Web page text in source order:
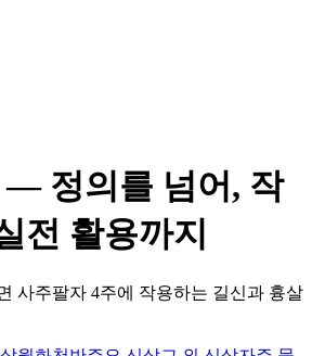
— 정의를 넘어, 작
전 활용까지
사주팔자 4주에 작용하는 길신과 흉살